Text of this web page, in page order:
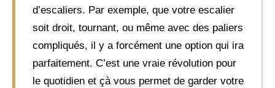
d’escaliers. Par exemple, que votre escalier
soit droit, tournant, ou même avec des paliers
compliqués, il y a forcément une option qui ira
parfaitement. C’est une vraie révolution pour
le quotidien et çà vous permet de garder votre